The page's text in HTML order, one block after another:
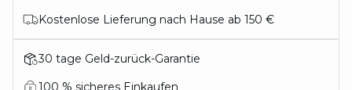
Kostenlose Lieferung nach Hause ab 150 €
30 tage Geld-zurück-Garantie
100 % sicheres Einkaufen